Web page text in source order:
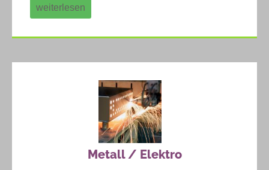
weiterlesen
Metall / Elektro